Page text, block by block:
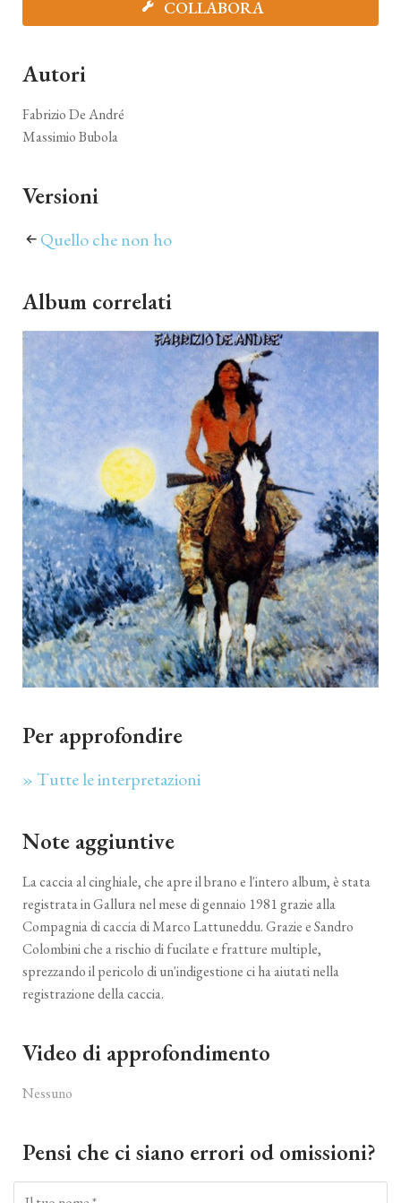
COLLABORA
Autori
Fabrizio De André
Massimio Bubola
Versioni
Quello che non ho
Album correlati
Per approfondire
» Tutte le interpretazioni
Note aggiuntive
La caccia al cinghiale, che apre il brano e l'intero album, è stata
registrata in Gallura nel mese di gennaio 1981 grazie alla
Compagnia di caccia di Marco Lattuneddu. Grazie e Sandro
Colombini che a rischio di fucilate e fratture multiple,
sprezzando il pericolo di un'indigestione ci ha aiutati nella
registrazione della caccia.
Video di approfondimento
Nessuno
Pensi che ci siano errori od omissioni?